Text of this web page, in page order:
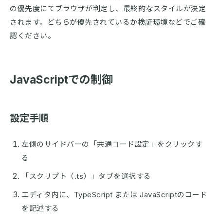
の優先度にてブラウザが判定し、最終的なスタイルが決定
されます。どちらが優先されているか検証環境などでご確
認ください。
JavaScriptでの制御
設定手順
左側のサイドバーの「共通コード設定」をクリックす
る
「スクリプト（.ts）」タブを選択する
エディタ内に、TypeScript または JavaScriptのコード
を記述する